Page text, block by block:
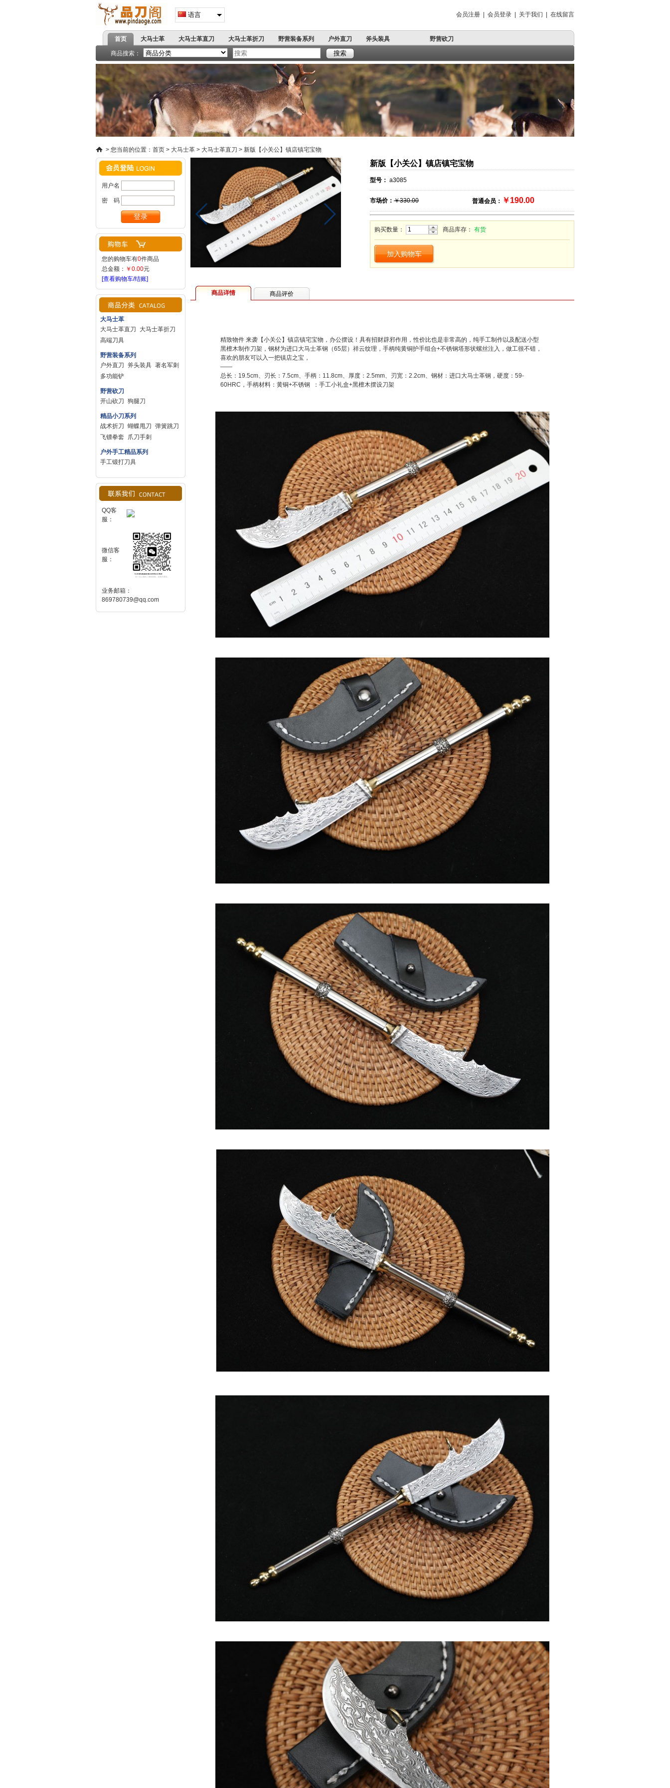
语言 会员注册 会员登录 关于我们 在线留言
首页 大马士革 大马士革直刀
大马士革折刀
高端刀具
野营装备系列 户外直刀
斧头装具
多功能铲
野营砍刀
精品小刀系列
战术折刀 蝴蝶甩刀
弹簧跳刀
飞镖拳套
爪刀手刺
户外手工精品系列
手工锻打刀具
商品搜索： 搜索
> 您当前的位置： 首页 > 大马士革 > 大马士革直刀 > 新版【小关公】镇店镇宅宝物
用户名
密 码
您的购物车有0件商品
总金额： ￥0.00元
[查看购物车/结账]
大马士革
大马士革直刀
大马士革折刀
高端刀具
野营装备系列
户外直刀 斧头装具 著名军刺
多功能铲
野营砍刀
开山砍刀 狗腿刀
精品小刀系列
战术折刀 蝴蝶甩刀 弹簧跳刀
飞镖拳套
爪刀手刺
户外手工精品系列
手工锻打刀具
QQ客
服：
微信客
服：
业务邮箱：
869780739@qq.com
新版【小关公】镇店镇宅宝物
型号： a3085
市场价： ￥330.00 普通会员： ￥190.00
购买数量： 商品库存： 有货
加入购物车
商品详情 商品评价
精致物件 来袭【小关公】镇店镇宅宝物，办公摆设！具有招财辟邪作用，性价比也是非常高的，纯手工制作以及配送小型
黑檀木制作刀架，钢材为进口大马士革钢（65层）祥云纹理，手柄纯黄铜护手组合+不锈钢塔形状螺丝注入，做工很不错，
喜欢的朋友可以入一把镇店之宝，
——
总长：19.5cm、刃长：7.5cm、手柄：11.8cm、厚度：2.5mm、刃宽：2.2cm、钢材：进口大马士革钢，硬度：59-
60HRC，手柄材料：黄铜+不锈钢 ：手工小礼盒+黑檀木摆设刀架